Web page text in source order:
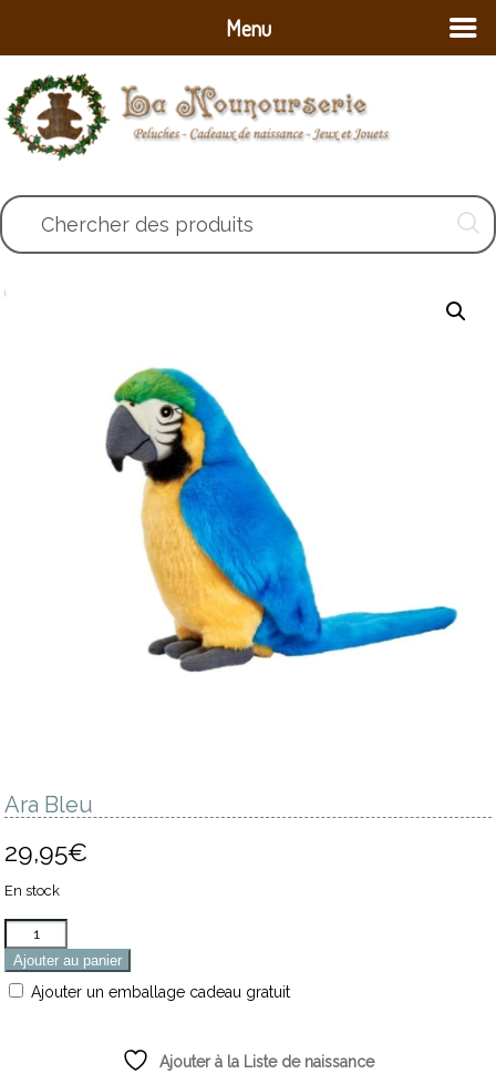
Chercher des produits
Ara Bleu
29,95€
En stock
Quantité
Ajouter au panier
Ajouter un emballage cadeau gratuit
Ajouter à la Liste de naissance
Menu